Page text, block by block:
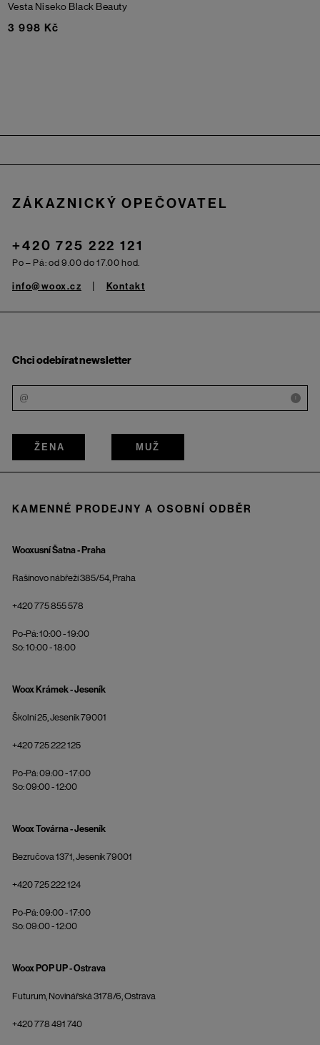
Vesta Niseko Black Beauty
3 998 Kč
ZÁKAZNICKÝ OPEČOVATEL
+420 725 222 121
Po – Pá: od 9.00 do 17.00 hod.
info@woox.cz Kontakt
Chci odebírat newsletter
i
ŽENA MUŽ
KAMENNÉ PRODEJNY A OSOBNÍ ODBĚR
Wooxusní Šatna - Praha
Rašínovo nábřeží 385/54, Praha
+420 775 855 578
Po-Pá: 10:00 - 19:00
So: 10:00 - 18:00
Woox Krámek - Jeseník
Školní 25, Jeseník 79001
+420 725 222 125
Po-Pá: 09:00 - 17:00
So: 09:00 - 12:00
Woox Továrna - Jeseník
Bezručova 1371, Jeseník 79001
+420 725 222 124
Po-Pá: 09:00 - 17:00
So: 09:00 - 12:00
Woox POP UP - Ostrava
Futurum, Novinářská 3178/6, Ostrava
+420 778 491 740